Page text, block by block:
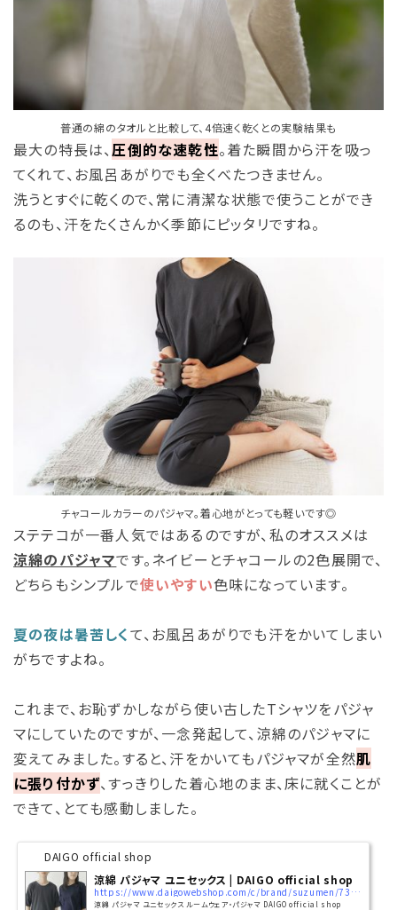
普通の綿のタオルと比較して、4倍速く乾くとの実験結果も
最大の特長は、 圧倒的な速乾性。着た瞬間から汗を吸っ
てくれて、お風呂あがりでも全くべたつきません。
洗うとすぐに乾くので、常に清潔な状態で使うことができ
るのも、汗をたくさんかく季節にピッタリですね。
チャコールカラーのパジャマ。着心地がとっても軽いです◎
ステテコが一番人気ではあるのですが、私のオススメは
涼綿のパジャマです。ネイビーとチャコールの2色展開で、
どちらもシンプルで使いやすい色味になっています。
夏の夜は暑苦しくて、お風呂あがりでも汗をかいてしまい
がちですよね。
これまで、お恥ずかしながら使い古したTシャツをパジャ
マにしていたのですが、一念発起して、涼綿のパジャマに
変えてみました。すると、汗をかいてもパジャマが全然肌
に張り付かず、すっきりした着心地のまま、床に就くことが
できて、とても感動しました。
DAIGO official shop
涼綿 パジャマ ユニセックス | DAIGO official shop
https://www.daigowebshop.com/c/brand/suzumen/7335
涼綿 パジャマ ユニセックス ルームウェア・パジャマ DAIGO official shop